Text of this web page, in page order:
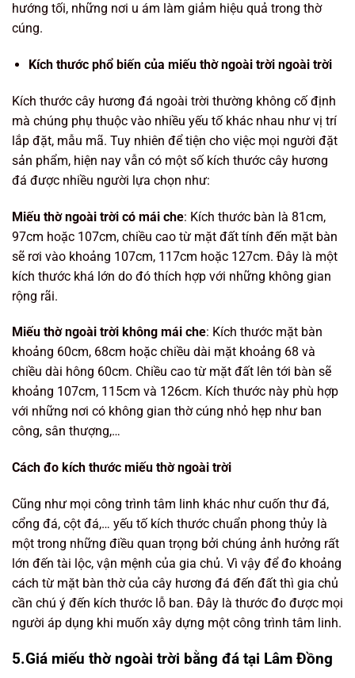
hướng tối, những nơi u ám làm giảm hiệu quả trong thờ
cúng.
Kích thước phổ biến của miếu thờ ngoài trời ngoài trời
Kích thước cây hương đá ngoài trời thường không cố định
mà chúng phụ thuộc vào nhiều yếu tố khác nhau như vị trí
lắp đặt, mẫu mã. Tuy nhiên để tiện cho việc mọi người đặt
sản phẩm, hiện nay vẫn có một số kích thước cây hương
đá được nhiều người lựa chọn như:
Miếu thờ ngoài trời có mái che: Kích thước bàn là 81cm,
97cm hoặc 107cm, chiều cao từ mặt đất tính đến mặt bàn
sẽ rơi vào khoảng 107cm, 117cm hoặc 127cm. Đây là một
kích thước khá lớn do đó thích hợp với những không gian
rộng rãi.
Miếu thờ ngoài trời không mái che: Kích thước mặt bàn
khoảng 60cm, 68cm hoặc chiều dài mặt khoảng 68 và
chiều dài hông 60cm. Chiều cao từ mặt đất lên tới bàn sẽ
khoảng 107cm, 115cm và 126cm. Kích thước này phù hợp
với những nơi có không gian thờ cúng nhỏ hẹp như ban
công, sân thượng,…
Cách đo kích thước miếu thờ ngoài trời
Cũng như mọi công trình tâm linh khác như cuốn thư đá,
cổng đá, cột đá,… yếu tố kích thước chuẩn phong thủy là
một trong những điều quan trọng bởi chúng ảnh hưởng rất
lớn đến tài lộc, vận mệnh của gia chủ. Vì vậy để đo khoảng
cách từ mặt bàn thờ của cây hương đá đến đất thì gia chủ
cần chú ý đến kích thước lỗ ban. Đây là thước đo được mọi
người áp dụng khi muốn xây dựng một công trình tâm linh.
5.Giá miếu thờ ngoài trời bằng đá tại Lâm Đồng